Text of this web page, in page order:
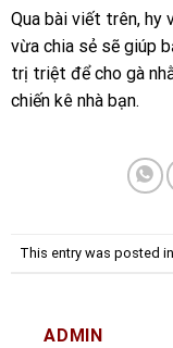
Qua bài viết trên, hy
vừa chia sẻ sẽ giúp
trị triệt để cho gà
chiến kê nhà bạn.
This entry was posted in
ADMIN